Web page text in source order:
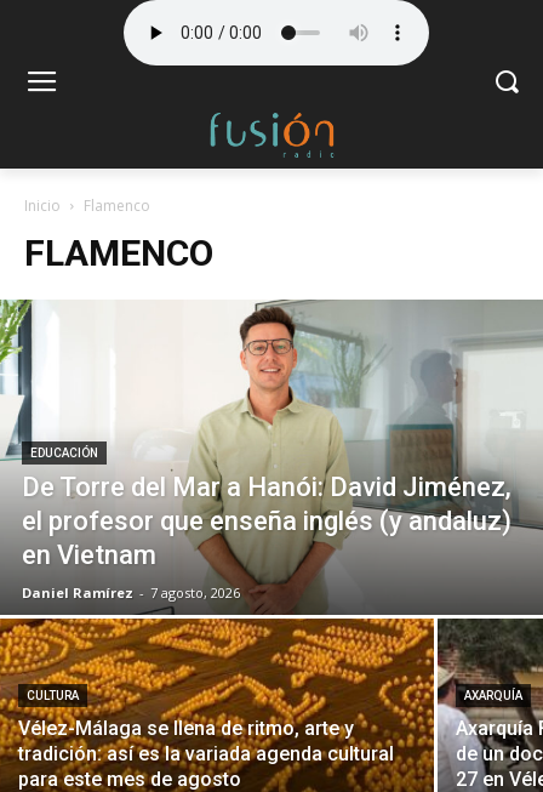
Inicio Flamenco
FLAMENCO
EDUCACIÓN
De Torre del Mar a Hanói: David Jiménez,
el profesor que enseña inglés (y andaluz)
en Vietnam
Daniel Ramírez - 7 agosto, 2026
CULTURA
Vélez-Málaga se llena de ritmo, arte y
tradición: así es la variada agenda cultural
para este mes de agosto
AXARQUÍA
Axarquía
de un
27 en